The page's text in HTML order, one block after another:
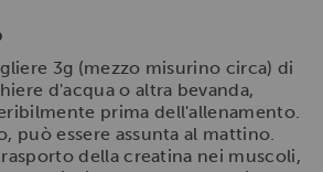
3g (mezzo misurino circa) di
d'acqua o altra bevanda,
prima dell'allenamento.
può essere assunta al mattino.
della creatina nei muscoli,